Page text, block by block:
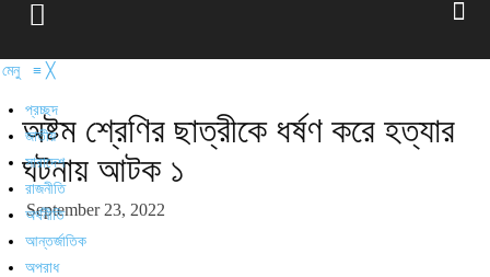
মেনু ≡ ╳
প্রচ্ছদ
জাতীয়
সারাদেশ
রাজনীতি
অর্থনীতি
আন্তর্জাতিক
অপরাধ
অষ্টম শ্রেণির ছাত্রীকে ধর্ষণ করে হত্যার
ঘটনায় আটক ১
September 23, 2022